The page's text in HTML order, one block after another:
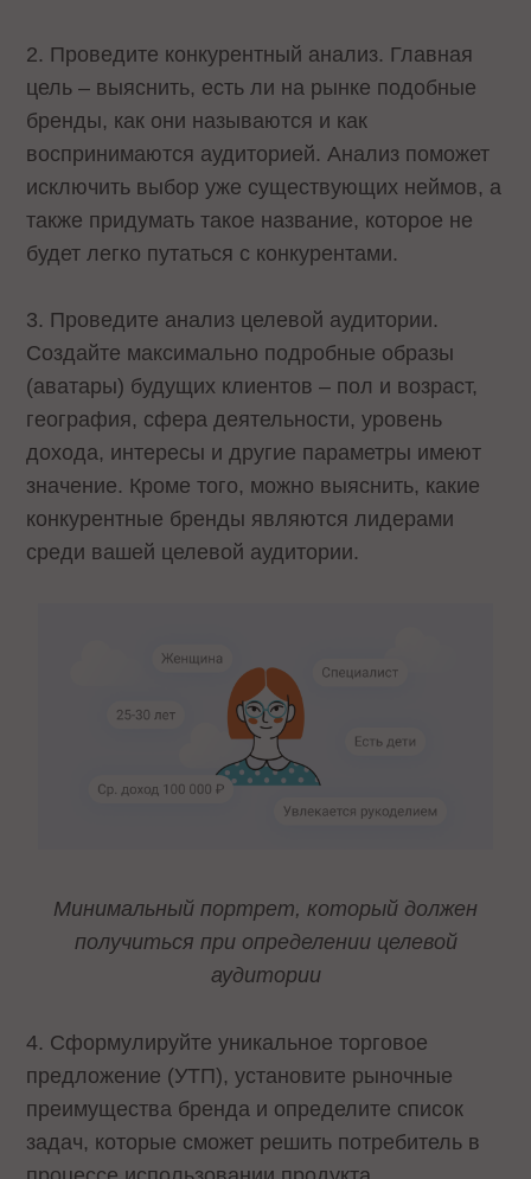
2. Проведите конкурентный анализ. Главная
цель – выяснить, есть ли на рынке подобные
бренды, как они называются и как
воспринимаются аудиторией. Анализ поможет
исключить выбор уже существующих неймов, а
также придумать такое название, которое не
будет легко путаться с конкурентами.
3. Проведите анализ целевой аудитории.
Создайте максимально подробные образы
(аватары) будущих клиентов – пол и возраст,
география, сфера деятельности, уровень
дохода, интересы и другие параметры имеют
значение. Кроме того, можно выяснить, какие
конкурентные бренды являются лидерами
среди вашей целевой аудитории.
Минимальный портрет, который должен
получиться при определении целевой
аудитории
4. Сформулируйте уникальное торговое
предложение (УТП), установите рыночные
преимущества бренда и определите список
задач, которые сможет решить потребитель в